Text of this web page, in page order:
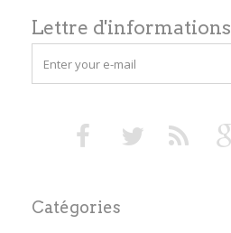
Lettre d'informations
Catégories